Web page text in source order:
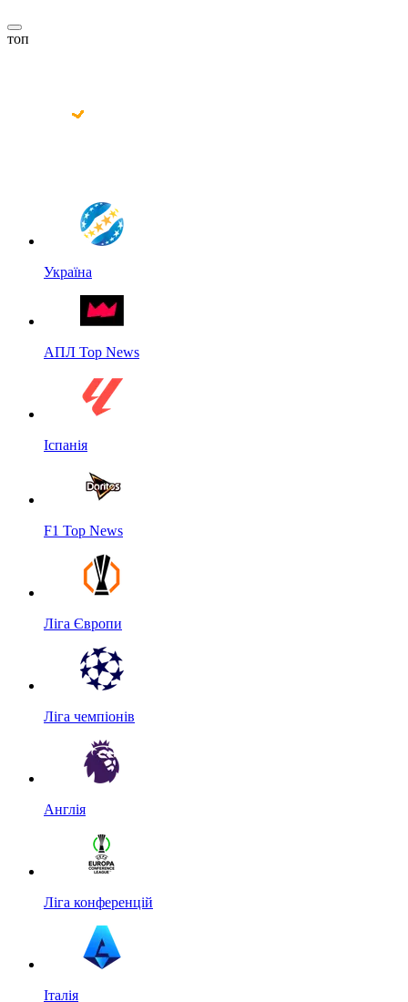
топ
Україна
АПЛ Top News
Іспанія
F1 Top News
Ліга Європи
Ліга чемпіонів
Англія
Ліга конференцій
Італія